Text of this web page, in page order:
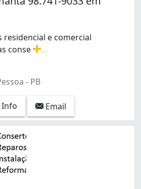
(2)
(5)
residencial e comercial
conse
- PB
Info Email